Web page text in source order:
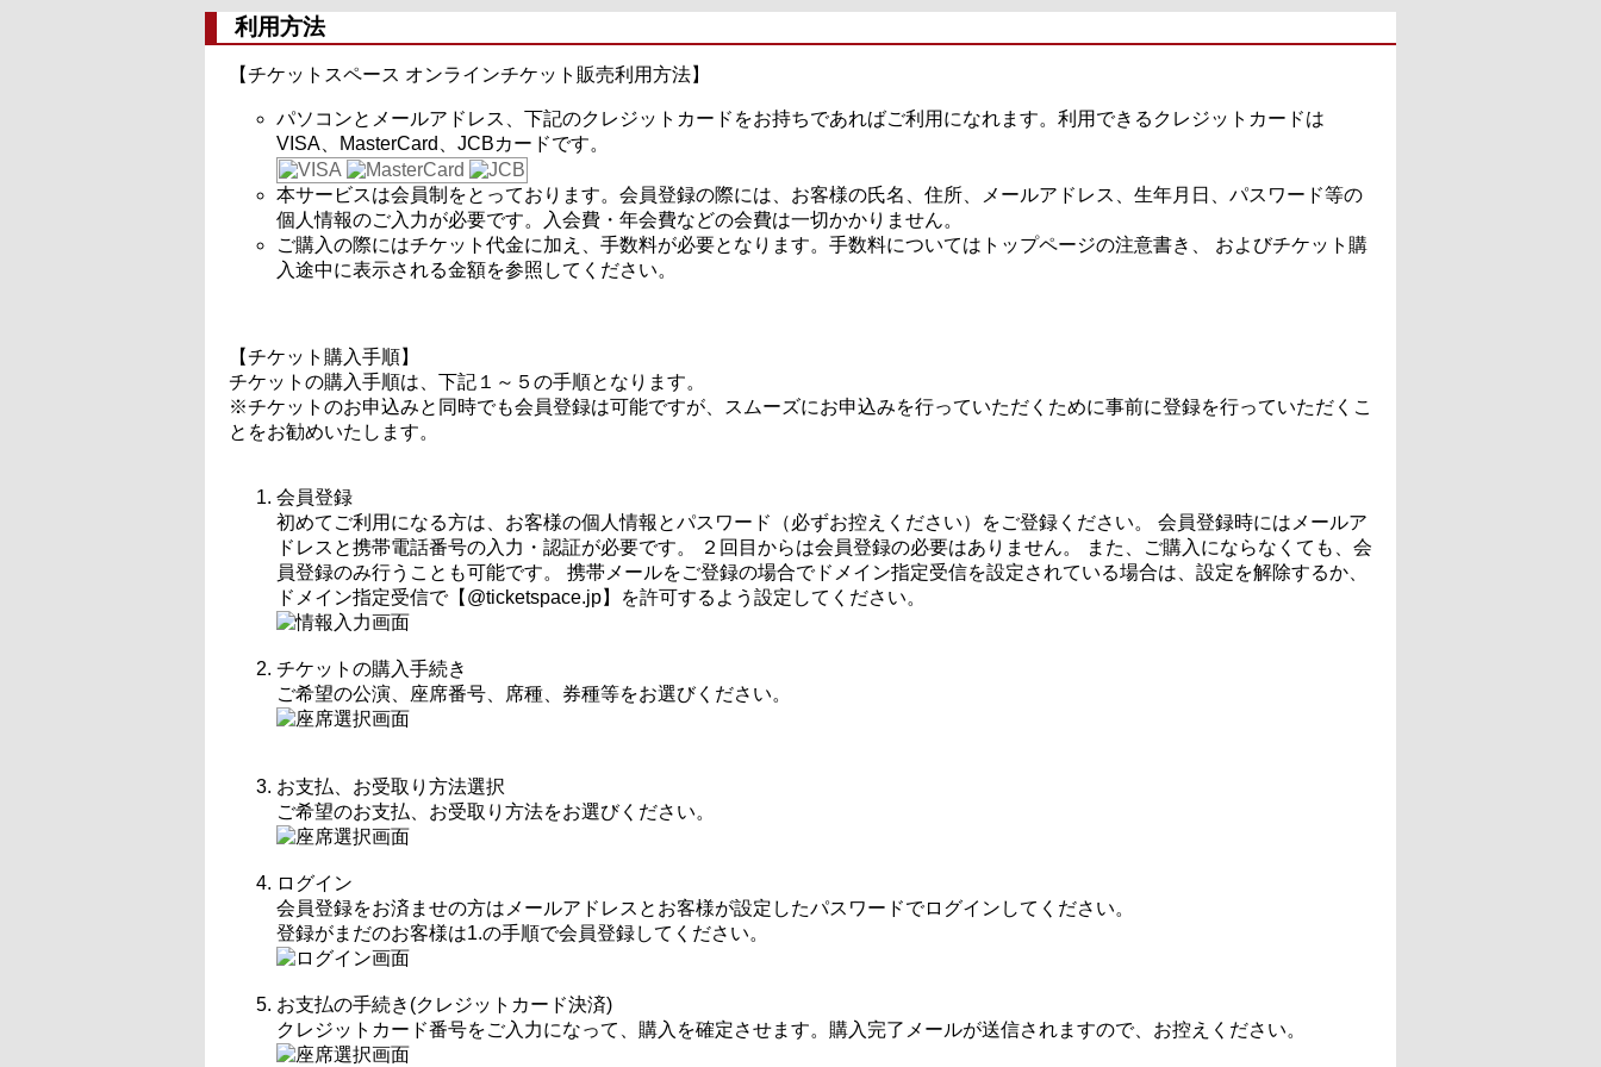
利用方法
【チケットスペース オンラインチケット販売利用方法】
パソコンとメールアドレス、下記のクレジットカードをお持ちであればご利用になれます。利用できるクレジットカードは
VISA、MasterCard、JCBカードです。
本サービスは会員制をとっております。会員登録の際には、お客様の氏名、住所、メールアドレス、生年月日、パスワード等の
個人情報のご入力が必要です。入会費・年会費などの会費は一切かかりません。
ご購入の際にはチケット代金に加え、手数料が必要となります。手数料についてはトップページの注意書き、 およびチケット購
入途中に表示される金額を参照してください。
【チケット購入手順】
チケットの購入手順は、下記１～５の手順となります。
※チケットのお申込みと同時でも会員登録は可能ですが、スムーズにお申込みを行っていただくために事前に登録を行っていただくこ
とをお勧めいたします。
会員登録
初めてご利用になる方は、お客様の個人情報とパスワード（必ずお控えください）をご登録ください。 会員登録時にはメールア
ドレスと携帯電話番号の入力・認証が必要です。 ２回目からは会員登録の必要はありません。 また、ご購入にならなくても、会
員登録のみ行うことも可能です。 携帯メールをご登録の場合でドメイン指定受信を設定されている場合は、設定を解除するか、
ドメイン指定受信で【@ticketspace.jp】を許可するよう設定してください。
チケットの購入手続き
ご希望の公演、座席番号、席種、券種等をお選びください。
お支払、お受取り方法選択
ご希望のお支払、お受取り方法をお選びください。
ログイン
会員登録をお済ませの方はメールアドレスとお客様が設定したパスワードでログインしてください。
登録がまだのお客様は1.の手順で会員登録してください。
お支払の手続き(クレジットカード決済)
クレジットカード番号をご入力になって、購入を確定させます。購入完了メールが送信されますので、お控えください。